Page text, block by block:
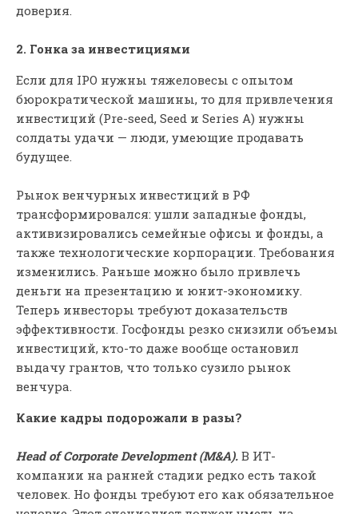
доверия.
2. Гонка за инвестициями
Если для IPO нужны тяжеловесы с опытом
бюрократической машины, то для привлечения
инвестиций (Pre-seed, Seed и Series A) нужны
солдаты удачи — люди, умеющие продавать
будущее.
Рынок венчурных инвестиций в РФ
трансформировался: ушли западные фонды,
активизировались семейные офисы и фонды, а
также технологические корпорации. Требования
изменились. Раньше можно было привлечь
деньги на презентацию и юнит-экономику.
Теперь инвесторы требуют доказательств
эффективности. Госфонды резко снизили объемы
инвестиций, кто-то даже вообще остановил
выдачу грантов, что только сузило рынок
венчура.
Какие кадры подорожали в разы?
Head of Corporate Development (M&A). В ИТ-
компании на ранней стадии редко есть такой
человек. Но фонды требуют его как обязательное